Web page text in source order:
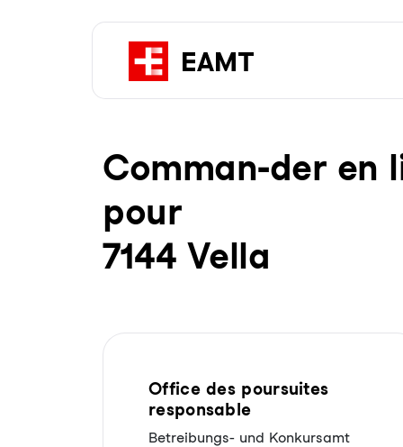
Com­man-der en
pour
7144 Vella
Office des poursuites
responsable
Betreibungs- und Konkursamt